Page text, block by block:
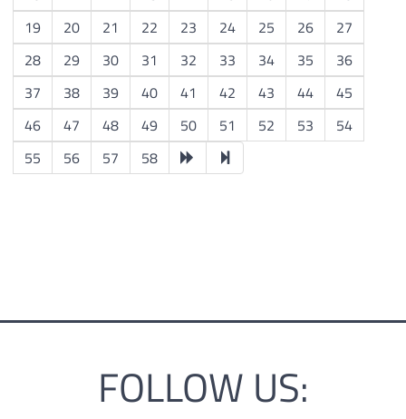
19
20 21 22 23 24 25 26
27
28
29 30 31 32 33 34 35
36
37
38 39 40 41 42 43 44
45
46
47 48 49 50 51 52 53
54
55
56 57 58
FOLLOW US: